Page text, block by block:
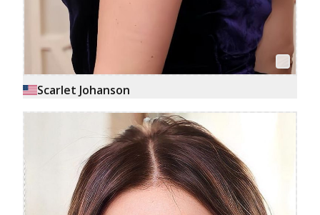
Scarlet Johanson